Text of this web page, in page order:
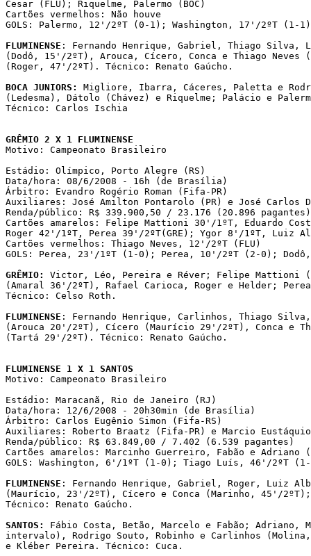
Cesar (FLU); Riquelme, Palermo (BOC)
Cartões vermelhos: Não houve
GOLS: Palermo, 12'/2ºT (0-1); Washington, 17'/2ºT
FLUMINENSE : Fernando Henrique, Gabriel, Thiago Silva,
(Dodô, 15'/2ºT), Arouca, Cícero, Conca e Thiago Neves
(Roger, 47'/2ºT). Técnico: Renato Gaúcho.
BOCA JUNIORS: Migliore, Ibarra, Cáceres, Paletta e
(Ledesma), Dátolo (Chávez) e Riquelme; Palácio e
Técnico: Carlos Ischia
GRÊMIO 2 X 1 FLUMINENSE
Motivo: Campeonato Brasileiro
Estádio: Olímpico, Porto Alegre (RS)
Data/hora: 08/6/2008 - 16h (de Brasília)
Árbitro: Evandro Rogério Roman (Fifa-PR)
Auxiliares: José Amilton Pontarolo (PR) e José Carlos
Renda/público: R$ 339.900,50 / 23.176 (20.896 pagantes)
Cartões amarelos: Felipe Mattioni 30'/1ºT, Eduardo
Roger 42'/1ºT, Perea 39'/2ºT(GRE); Ygor 8'/1ºT, Luiz
Cartões vermelhos: Thiago Neves, 12'/2ºT (FLU)
GOLS: Perea, 23'/1ºT (1-0); Perea, 10'/2ºT (2-0);
GRÊMIO:
Victor, Léo, Pereira e Réver; Felipe Mattioni
(Amaral 36'/2ºT), Rafael Carioca, Roger e Helder;
Técnico: Celso Roth.
FLUMINENSE : Fernando Henrique, Carlinhos, Thiago
(Arouca 20'/2ºT), Cícero (Maurício 29'/2ºT), Conca e
(Tartá 29'/2ºT). Técnico: Renato Gaúcho.
FLUMINENSE 1 X 1 SANTOS
Motivo: Campeonato Brasileiro
Estádio: Maracanã, Rio de Janeiro (RJ)
Data/hora: 12/6/2008 - 20h30min (de Brasília)
Árbitro: Carlos Eugênio Simon (Fifa-RS)
Auxiliares: Roberto Braatz (Fifa-PR) e Marcio
Renda/público: R$ 63.849,00 / 7.402 (6.539 pagantes)
Cartões amarelos: Marcinho Guerreiro, Fabão e Adriano
GOLS: Washington, 6'/1ºT (1-0); Tiago Luís, 46'/2ºT
FLUMINENSE : Fernando Henrique, Gabriel, Roger, Luiz
(Maurício, 23'/2ºT), Cícero e Conca (Marinho, 45'/
Técnico: Renato Gaúcho.
SANTOS:
Fábio Costa, Betão, Marcelo e Fabão; Adriano,
intervalo), Rodrigo Souto, Robinho e Carlinhos
e Kléber Pereira. Técnico: Cuca.